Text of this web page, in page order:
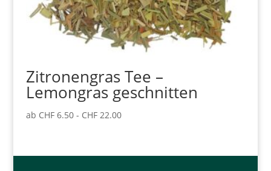
Zitronengras Tee –
Lemongras geschnitten
ab CHF6.50- CHF22.00